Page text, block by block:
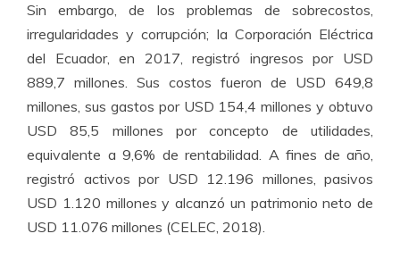
Sin embargo, de los problemas de sobrecostos,
irregularidades y corrupción; la Corporación Eléctrica
del Ecuador, en 2017, registró ingresos por USD
889,7 millones. Sus costos fueron de USD 649,8
millones, sus gastos por USD 154,4 millones y obtuvo
USD 85,5 millones por concepto de utilidades,
equivalente a 9,6% de rentabilidad. A fines de año,
registró activos por USD 12.196 millones, pasivos
USD 1.120 millones y alcanzó un patrimonio neto de
USD 11.076 millones (CELEC, 2018).